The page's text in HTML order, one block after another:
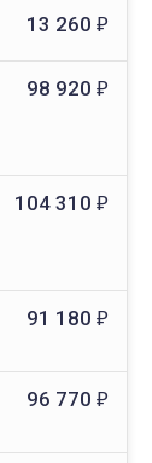
13 260 ₽
98 920 ₽
104 310 ₽
91 180 ₽
96 770 ₽